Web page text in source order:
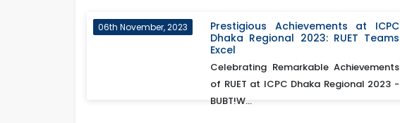
06th November, 2023
Prestigious Achievements at ICPC
Dhaka Regional 2023: RUET Teams
Excel
Celebrating Remarkable Achievements
of RUET at ICPC Dhaka Regional 2023 -
BUBT!W...